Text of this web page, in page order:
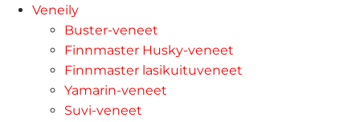
Veneily
Buster-veneet
Finnmaster Husky-veneet
Finnmaster lasikuituveneet
Yamarin-veneet
Suvi-veneet